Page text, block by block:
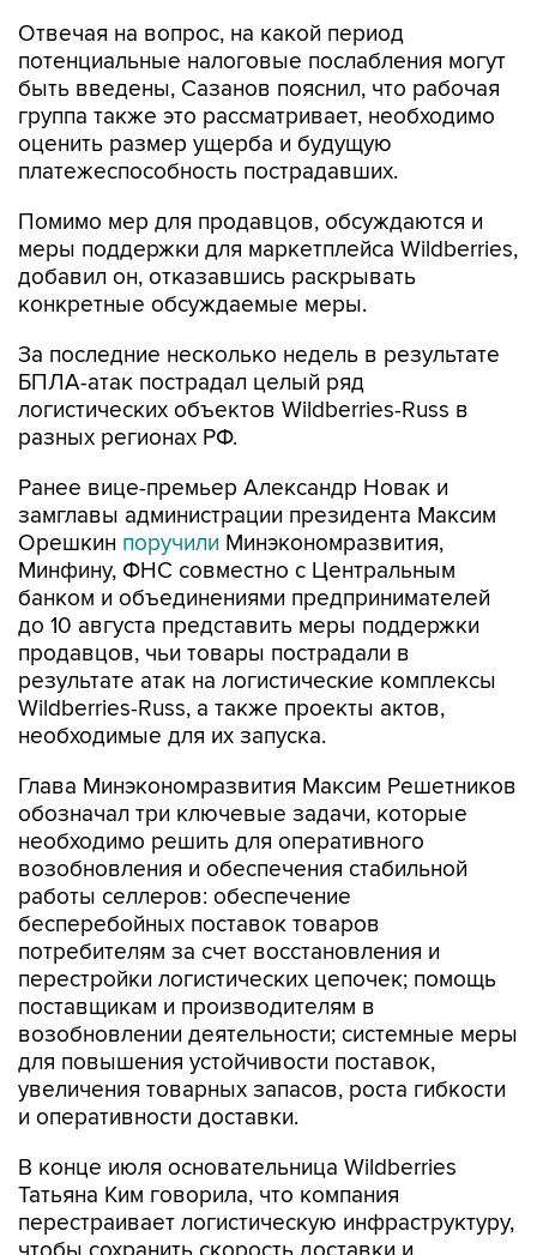
Отвечая на вопрос, на какой период
потенциальные налоговые послабления могут
быть введены, Сазанов пояснил, что рабочая
группа также это рассматривает, необходимо
оценить размер ущерба и будущую
платежеспособность пострадавших.
Помимо мер для продавцов, обсуждаются и
меры поддержки для маркетплейса Wildberries,
добавил он, отказавшись раскрывать
конкретные обсуждаемые меры.
За последние несколько недель в результате
БПЛА-атак пострадал целый ряд
логистических объектов Wildberries-Russ в
разных регионах РФ.
Ранее вице-премьер Александр Новак и
замглавы администрации президента Максим
Орешкин поручили Минэкономразвития,
Минфину, ФНС совместно с Центральным
банком и объединениями предпринимателей
до 10 августа представить меры поддержки
продавцов, чьи товары пострадали в
результате атак на логистические комплексы
Wildberries-Russ, а также проекты актов,
необходимые для их запуска.
Глава Минэкономразвития Максим Решетников
обозначал три ключевые задачи, которые
необходимо решить для оперативного
возобновления и обеспечения стабильной
работы селлеров: обеспечение
бесперебойных поставок товаров
потребителям за счет восстановления и
перестройки логистических цепочек; помощь
поставщикам и производителям в
возобновлении деятельности; системные меры
для повышения устойчивости поставок,
увеличения товарных запасов, роста гибкости
и оперативности доставки.
В конце июля основательница Wildberries
Татьяна Ким говорила, что компания
перестраивает логистическую инфраструктуру,